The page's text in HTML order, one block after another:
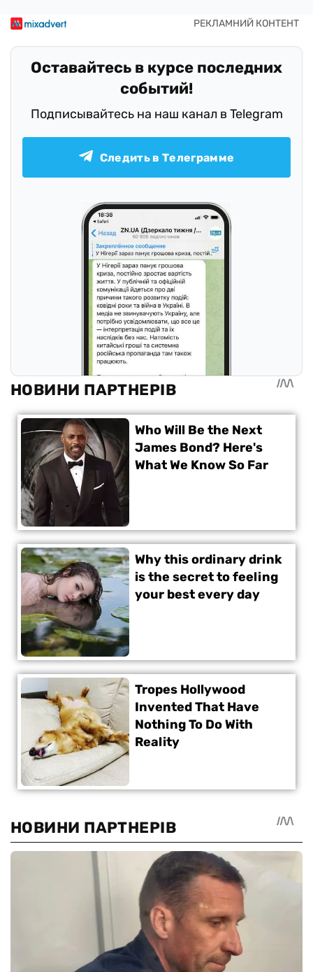
Оставайтесь в курсе последних
событий!
Подписывайтесь на наш канал в Telegram
Следить в Телеграмме